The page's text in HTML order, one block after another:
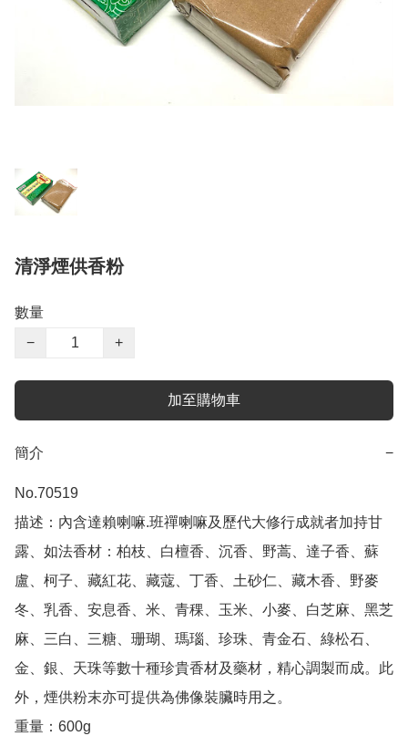
清淨煙供香粉
數量
−
+
加至購物車
簡介 −
No.70519
描述：內含達賴喇嘛.班禪喇嘛及歷代大修行成就者加持甘
露、如法香材：柏枝、白檀香、沉香、野蒿、達子香、蘇
盧、柯子、藏紅花、藏蔻、丁香、土砂仁、藏木香、野麥
冬、乳香、安息香、米、青稞、玉米、小麥、白芝麻、黑芝
麻、三白、三糖、珊瑚、瑪瑙、珍珠、青金石、綠松石、
金、銀、天珠等數十種珍貴香材及藥材，精心調製而成。此
外，煙供粉末亦可提供為佛像裝臟時用之。
重量：600g